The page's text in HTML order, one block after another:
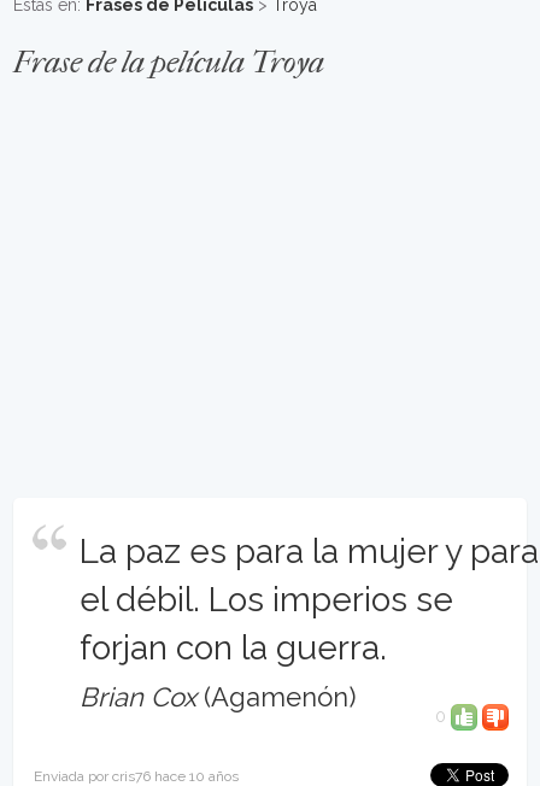
Estás en: Frases de Peliculas >Troya
Frase de la película Troya
La paz es para la mujer y para
el débil. Los imperios se
forjan con la guerra.
Brian Cox(Agamenón)
0
Enviada por cris76 hace 10 años